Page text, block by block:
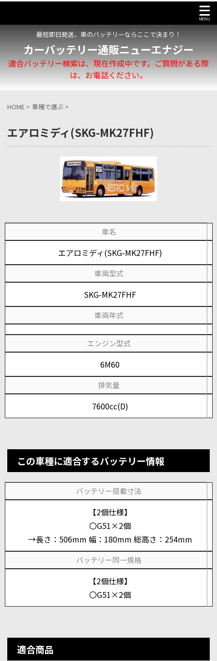
最短即日発送、車のバッテリーならここで決まり！
カーバッテリー通販ニューエナジー
適合バッテリー検索は、現在作成中です。ご質問がある際
は、お電話ください。
HOME > 車種で選ぶ >
エアロミディ(SKG-MK27FHF)
車名
エアロミディ(SKG-MK27FHF)
車両型式
SKG-MK27FHF
車両年式
エンジン型式
6M60
排気量
7600cc(D)
この車種に適合するバッテリー情報
バッテリー搭載寸法
【2個仕様】
〇G51×2個
→長さ：506mm 幅：180mm 総高さ：254mm
バッテリー同一規格
【2個仕様】
〇G51×2個
適合商品